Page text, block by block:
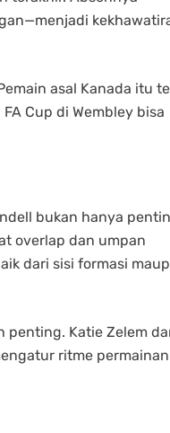
asal Kanada itu
Cup di Wembley bisa
bukan hanya
overlap dan umpan
dari sisi formasi
penting. Katie Zelem
ritme